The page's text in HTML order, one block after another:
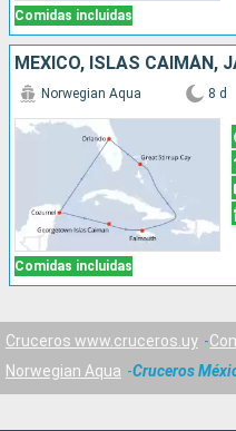
Comidas incluidas
Comidas incluidas
Norwegian Aqua 8 d
Cruceros www.cruceros.uy
Norwegian Aqua
Cruceros